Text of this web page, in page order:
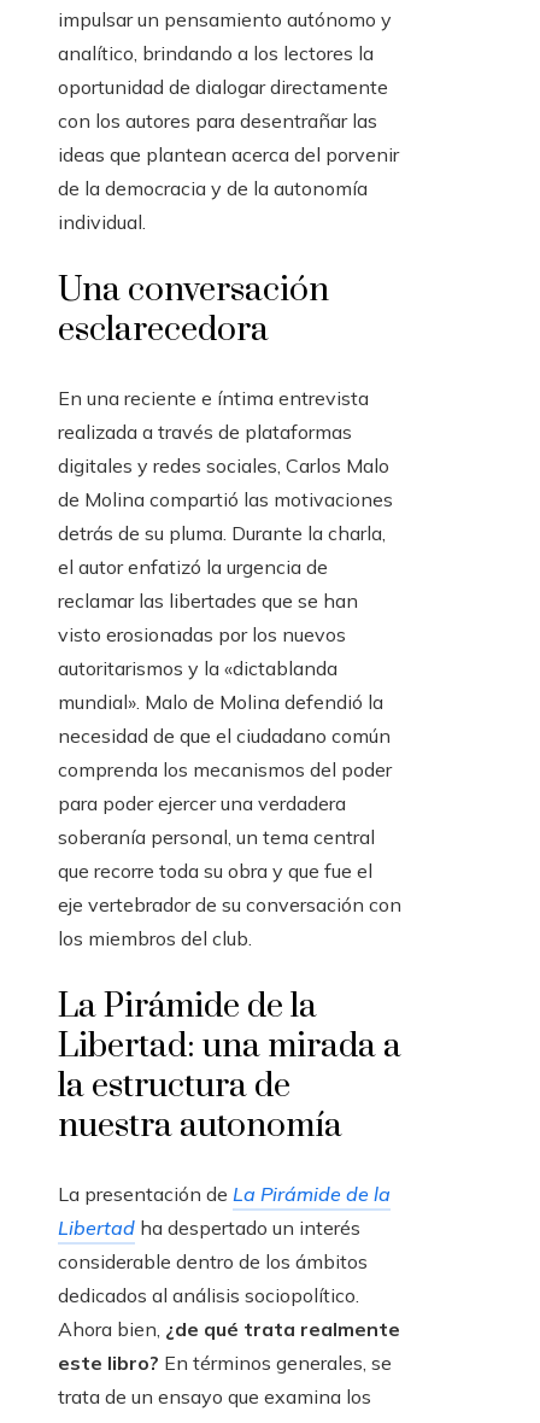
impulsar un pensamiento autónomo y
analítico, brindando a los lectores la
oportunidad de dialogar directamente
con los autores para desentrañar las
ideas que plantean acerca del porvenir
de la democracia y de la autonomía
individual.
Una conversación
esclarecedora
En una reciente e íntima entrevista
realizada a través de plataformas
digitales y redes sociales, Carlos Malo
de Molina compartió las motivaciones
detrás de su pluma. Durante la charla,
el autor enfatizó la urgencia de
reclamar las libertades que se han
visto erosionadas por los nuevos
autoritarismos y la «dictablanda
mundial». Malo de Molina defendió la
necesidad de que el ciudadano común
comprenda los mecanismos del poder
para poder ejercer una verdadera
soberanía personal, un tema central
que recorre toda su obra y que fue el
eje vertebrador de su conversación con
los miembros del club.
La Pirámide de la
Libertad: una mirada a
la estructura de
nuestra autonomía
La presentación de La Pirámide de la
Libertad ha despertado un interés
considerable dentro de los ámbitos
dedicados al análisis sociopolítico.
Ahora bien, ¿de qué trata realmente
este libro? En términos generales, se
trata de un ensayo que examina los